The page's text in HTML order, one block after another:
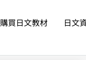
購買日文教材
日文